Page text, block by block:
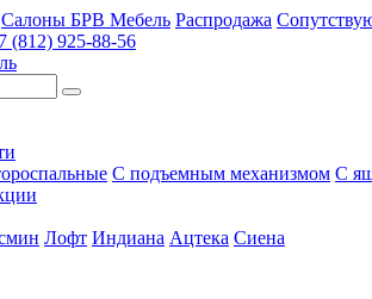
Салоны БРВ Мебель Распродажа
(812) 925-88-56
С подъемным механизмом С
Лофт Индиана Ацтека Сиена